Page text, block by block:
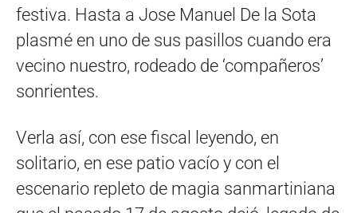
festiva. Hasta a Jose Manuel De la Sota
plasmé en uno de sus pasillos cuando era
vecino nuestro, rodeado de ‘compañeros’
sonrientes.
Verla así, con ese fiscal leyendo, en
solitario, en ese patio vacío y con el
escenario repleto de magia sanmartiniana